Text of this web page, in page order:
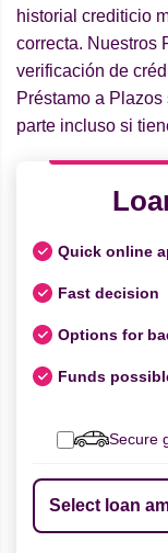
historial crediticio
correcta. Nuestros
verificación de
Préstamo a
parte incluso si
Quick online
Fast decision
Options for
Funds
Secure